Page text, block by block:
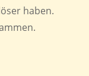
haben.